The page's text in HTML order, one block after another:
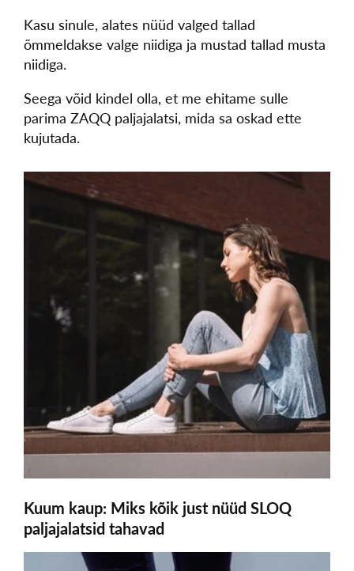
Kasu sinule, alates nüüd valged tallad
õmmeldakse valge niidiga ja mustad tallad musta
niidiga.
Seega võid kindel olla, et me ehitame sulle
parima ZAQQ paljajalatsi, mida sa oskad ette
kujutada.
Kuum kaup: Miks kõik just nüüd SLOQ
paljajalatsid tahavad